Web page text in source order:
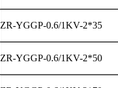
ZR-YGGP-0.6/1KV-2*35
ZR-YGGP-0.6/1KV-2*50